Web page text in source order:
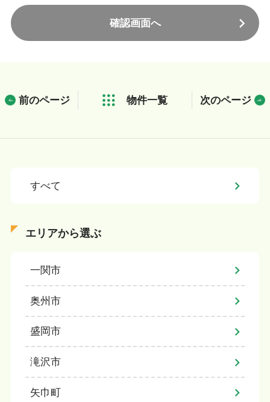
確認画面へ
前のページ 物件一覧 次のページ
すべて
エリアから選ぶ
一関市
奥州市
盛岡市
滝沢市
矢巾町